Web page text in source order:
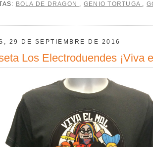
BOLA DE DRAGON , GENIO TORTUGA ,
29 DE SEPTIEMBRE DE 2016
Los Electroduendes ¡Viva